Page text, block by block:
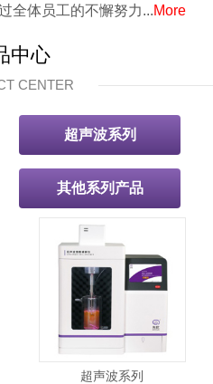
全体员工的不懈努力...More
中心
CENTER
超声波系列
其他系列产品
超声波系列